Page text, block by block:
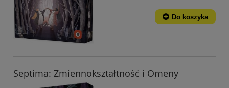
Do koszyka
Septima: Zmiennokształtność i Omeny